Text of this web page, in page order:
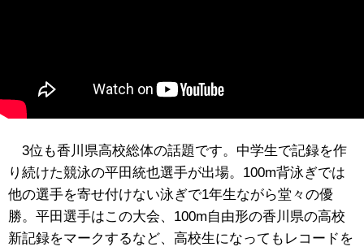
3位も香川県高校総体の話題です。中学生で記録を作
り続けた競泳の平田統也選手が出場。100m背泳ぎでは
他の選手を寄せ付けない泳ぎで1年生ながら堂々の優
勝。平田選手はこの大会、100m自由形の香川県の高校
新記録をマークするなど、高校生になってもレコードを